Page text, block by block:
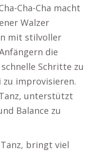
Cha-Cha macht
Walzer
mit stilvoller
die
Schritte zu
improvisieren.
unterstützt
Balance zu
bringt viel